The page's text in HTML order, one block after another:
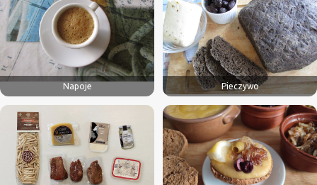
Napoje Pieczywo